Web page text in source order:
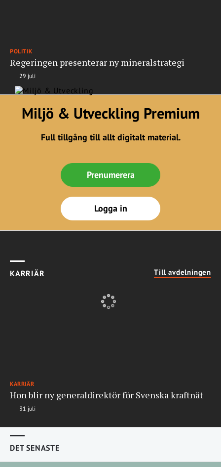
POLITIK
Regeringen presenterar ny mineralstrategi
29 juli
Miljö & Utveckling Premium
Full tillgång till allt digitalt material.
Prenumerera
Logga in
KARRIÄR Till avdelningen
KARRIÄR
Hon blir ny generaldirektör för Svenska kraftnät
31 juli
DET SENASTE